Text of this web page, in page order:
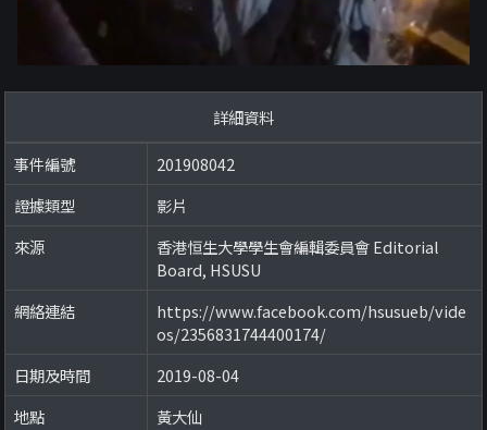
詳細資料
事件編號
201908042
證據類型
影片
來源
香港恒生大學學生會編輯委員會 Editorial
Board, HSUSU
網絡連結
https://www.facebook.com/hsusueb/vide
os/2356831744400174/
日期及時間
2019-08-04
地點
黃大仙